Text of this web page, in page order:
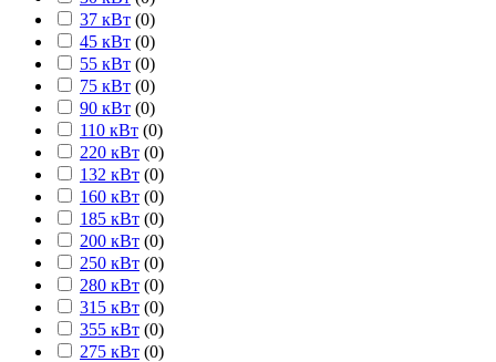
37 кВт (0)
45 кВт (0)
55 кВт (0)
75 кВт (0)
90 кВт (0)
110 кВт (0)
220 кВт (0)
132 кВт (0)
160 кВт (0)
185 кВт (0)
200 кВт (0)
250 кВт (0)
280 кВт (0)
315 кВт (0)
355 кВт (0)
275 кВт (0)